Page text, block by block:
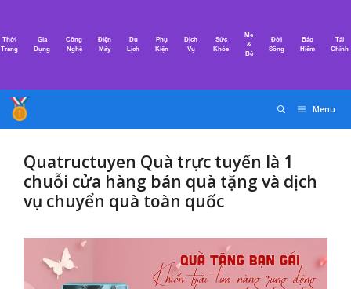
nội
Thời
Trang
Gia
Dụng
Công
Nghệ
Điện
Máy
Du
Lịch
Phụ
Kiện
Dịch
Vụ
Sức
Khỏe
Mẹ
&
Bé
Đời
Sống
Bảo
Hiểm
Tài
Chính
Menu
Quatructuyen Quà trực tuyến là 1
chuỗi cửa hàng bán quà tặng và dịch
vụ chuyển quà toàn quốc